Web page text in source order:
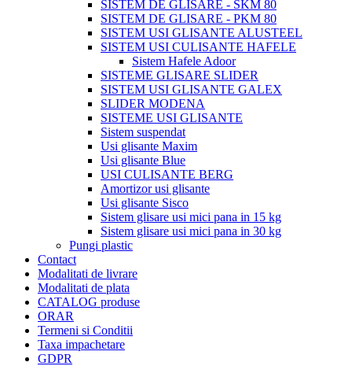
SISTEM DE GLISARE - SKM 80
SISTEM DE GLISARE - PKM 80
SISTEM USI GLISANTE ALUSTEEL
SISTEM USI CULISANTE HAFELE
Sistem Hafele Adoor
SISTEME GLISARE SLIDER
SISTEM USI GLISANTE GALEX
SLIDER MODENA
SISTEME USI GLISANTE
Sistem suspendat
Usi glisante Maxim
Usi glisante Blue
USI CULISANTE BERG
Amortizor usi glisante
Usi glisante Sisco
Sistem glisare usi mici pana in 15 kg
Sistem glisare usi mici pana in 30 kg
Pungi plastic
Contact
Modalitati de livrare
Modalitati de plata
CATALOG produse
ORAR
Termeni si Conditii
Taxa impachetare
GDPR